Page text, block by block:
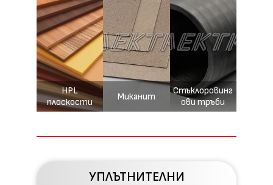
HPL
плоскости
Миканит
Стъклоровинг
ови тръби
УПЛЪТНИТЕЛНИ